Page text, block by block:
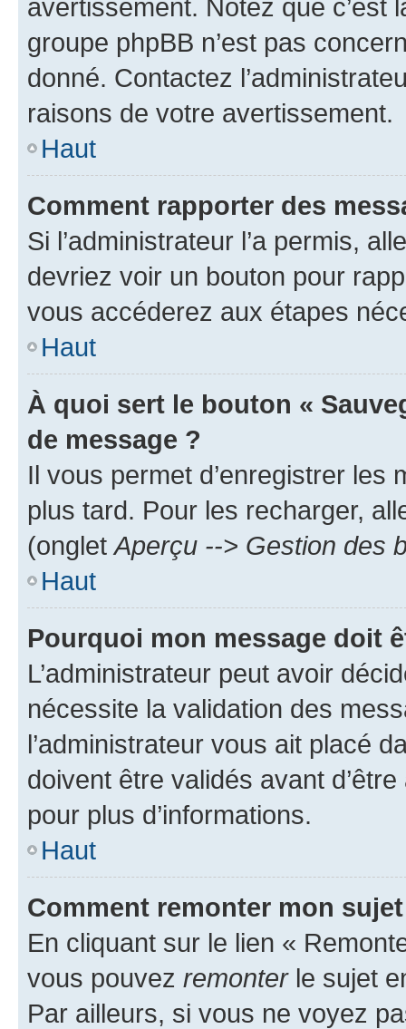
avertissement. Notez que c’est
groupe phpBB n’est pas
donné. Contactez
raisons de votre avertissement.
Haut
Comment rapporter des
Si l’administrateur l’a permis,
devriez voir un bouton pour
vous accéderez aux étapes
Haut
À quoi sert le bouton «
de message ?
Il vous permet d’enregistrer
plus tard. Pour les recharger,
(onglet Aperçu --> Gestion des
Haut
Pourquoi mon message doit
L’administrateur peut avoir
nécessite la validation des
l’administrateur vous ait placé
doivent être validés avant
pour plus d’informations.
Haut
Comment remonter mon
En cliquant sur le lien «
vous pouvez remonterle sujet
Par ailleurs, si vous ne voyez